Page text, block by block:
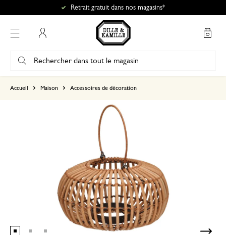
Retrait gratuit dans nos magasins*
Accueil Maison Accessoires de décoration